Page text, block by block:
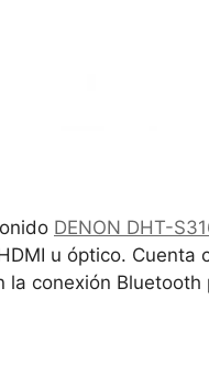
DENON DHT-
u óptico. Cuenta
la conexión